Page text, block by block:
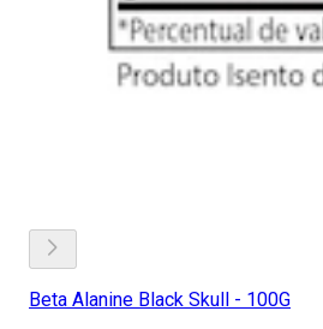
Beta Alanine Black Skull - 100G